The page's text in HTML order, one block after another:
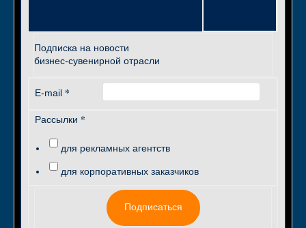
Подписка на новости
бизнес-сувенирной отрасли
E-mail *
Рассылки *
для рекламных агентств
для корпоративных заказчиков
Подписаться